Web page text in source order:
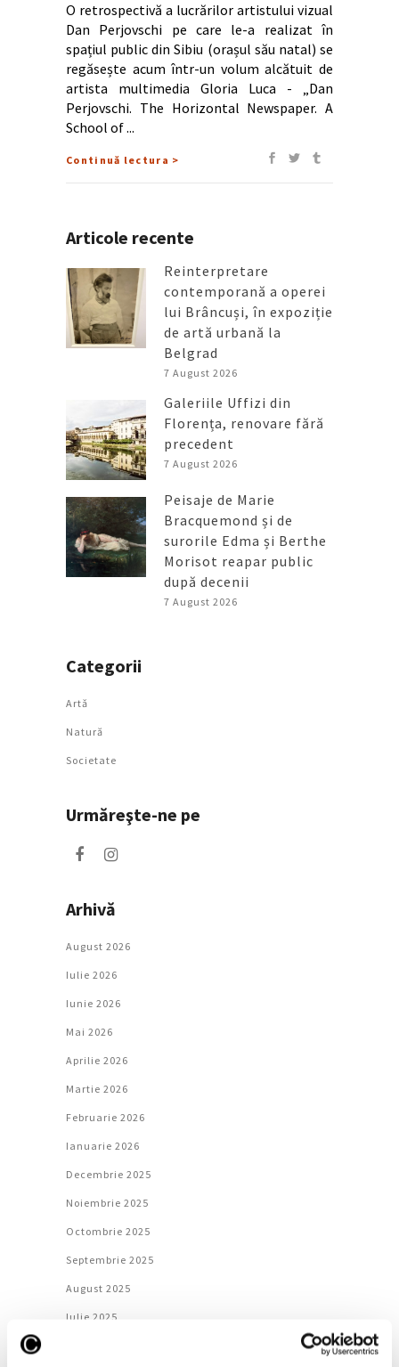
O retrospectivă a lucrărilor artistului vizual
Dan Perjovschi pe care le-a realizat în
spațiul public din Sibiu (orașul său natal) se
regăsește acum într-un volum alcătuit de
artista multimedia Gloria Luca - „Dan
Perjovschi. The Horizontal Newspaper. A
School of
Continuă lectura >
Articole recente
Reinterpretare
contemporană a operei
lui Brâncuși, în expoziție
de artă urbană la
Belgrad
7 August 2026
Galeriile Uffizi din
Florența, renovare fără
precedent
7 August 2026
Peisaje de Marie
Bracquemond și de
surorile Edma și Berthe
Morisot reapar public
după decenii
7 August 2026
Categorii
Artǎ
Natură
Societate
Urmăreşte-ne pe
Arhivă
August 2026
Iulie 2026
Iunie 2026
Mai 2026
Aprilie 2026
Martie 2026
Februarie 2026
Ianuarie 2026
Decembrie 2025
Noiembrie 2025
Octombrie 2025
Septembrie 2025
August 2025
Iulie 2025